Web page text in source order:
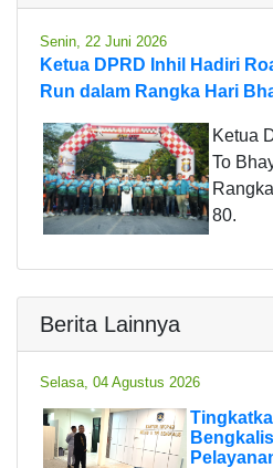
Senin, 22 Juni 2026
Ketua DPRD Inhil Hadiri
Run dalam Rangka Hari
Ketua
To
80.
Berita Lainnya
Selasa, 04 Agustus 2026